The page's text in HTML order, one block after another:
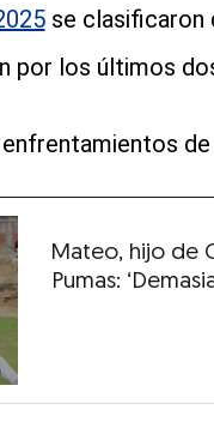
se clasificaron
por los últimos
Mateo, hijo de
Pumas: